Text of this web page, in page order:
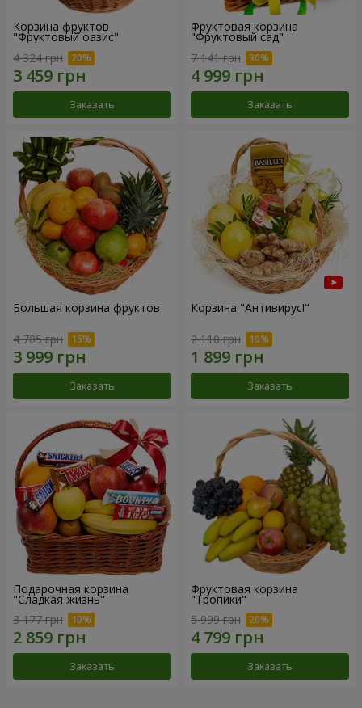
Корзина фруктов
"Фруктовый оазис"
4 324 грн
Заказать
Фруктовая корзина
"Фруктовый сад"
7 141 грн
Заказать
Большая корзина фруктов
4 705 грн
Заказать
Корзина "Антивирус!"
2 110 грн
Заказать
Подарочная корзина
"Сладкая жизнь"
3 177 грн
Заказать
Фруктовая корзина
"Тропики"
5 999 грн
Заказать